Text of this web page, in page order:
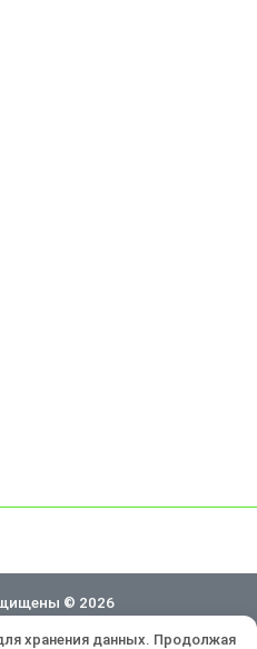
© 2026
хранения данных. Продолжая